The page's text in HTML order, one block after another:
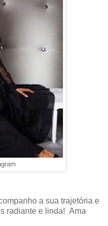
a sua trajetória e
radiante e linda! Ama